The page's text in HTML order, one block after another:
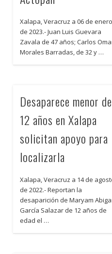
Xalapa, Veracruz a 06 de
de 2023.- Juan Luis Guevara
Zavala de 47 años; Carlos
Morales Barradas, de 32 y …
Desaparece menor de
12 años en Xalapa
solicitan apoyo para
localizarla
Xalapa, Veracruz a 14 de
de 2022.- Reportan la
desaparición de Maryam
García Salazar de 12 años de
edad el …